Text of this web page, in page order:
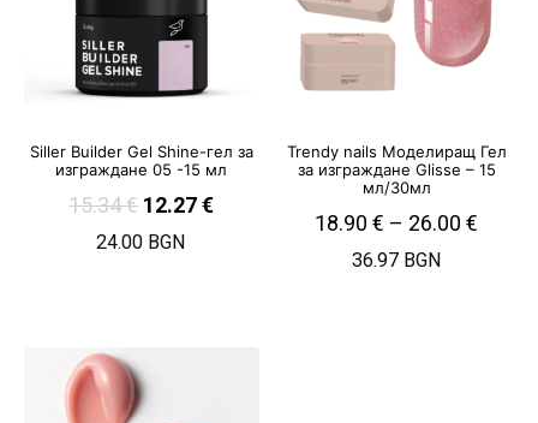
Siller Builder Gel Shine-гел за
изграждане 05 -15 мл
15.34€ 12.27€
24.00 BGN
Trendy nails Моделиращ Гел
за изграждане Glisse – 15
мл/30мл
18.90€ – 26.00€
36.97 BGN